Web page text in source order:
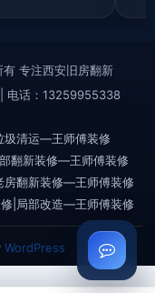
专注西安旧房翻新
电话：13259955338
圾清运—王师傅装修
翻新装修—王师傅装修
房翻新装修—王师傅装修
|局部改造—王师傅装修
WordPress